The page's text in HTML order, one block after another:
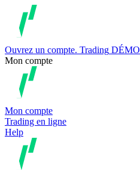
Ouvrez un compte. Trading DÉMO
Mon compte
Mon compte
Trading en ligne
Help